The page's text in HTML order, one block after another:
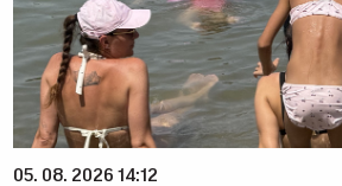
05. 08. 2026 14:12